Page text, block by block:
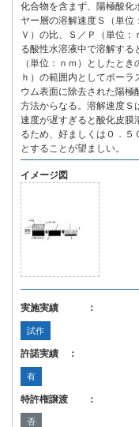
化合物を含まず、陽極酸化
ヤー層の溶解速度Ｓ（単位
Ｖ）の比、Ｓ／Ｐ（単位
る酸性水溶液中で溶解する
（単位：ｎｍ）としたと
ｈ）の範囲内としてポー
ウム表面に除去された陽
方法からなる。溶解速度Ｓ
速度が遅すぎると酸化皮膜
るため、好ましくは０．
とすることが望ましい。
イメージ図
実施実績 ：
試作
許諾実績 ：
有
特許権譲渡 ：
否